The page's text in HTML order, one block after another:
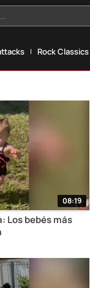
Rock Classics
08:19
Los bebés más